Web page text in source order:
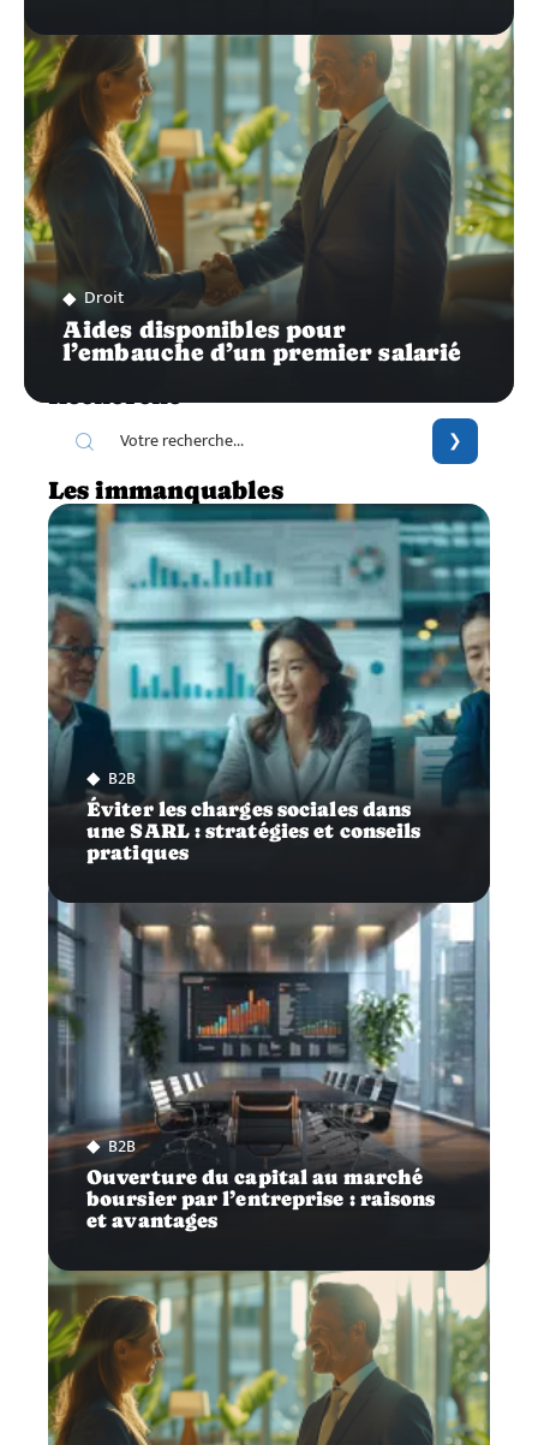
Droit
Aides disponibles pour
l’embauche d’un premier salarié
Recherche
Les immanquables
B2B
Éviter les charges sociales dans
une SARL : stratégies et conseils
pratiques
B2B
Ouverture du capital au marché
boursier par l’entreprise : raisons
et avantages